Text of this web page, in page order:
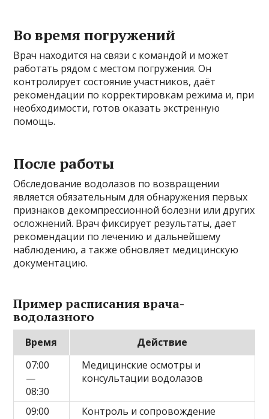
Во время погружений
Врач находится на связи с командой и может
работать рядом с местом погружения. Он
контролирует состояние участников, даёт
рекомендации по корректировкам режима и, при
необходимости, готов оказать экстренную
помощь.
После работы
Обследование водолазов по возвращении
является обязательным для обнаружения первых
признаков декомпрессионной болезни или других
осложнений. Врач фиксирует результаты, дает
рекомендации по лечению и дальнейшему
наблюдению, а также обновляет медицинскую
документацию.
Пример расписания врача-
водолазного
Время
Действие
07:00
—
08:30
Медицинские осмотры и
консультации водолазов
09:00
Контроль и сопровождение